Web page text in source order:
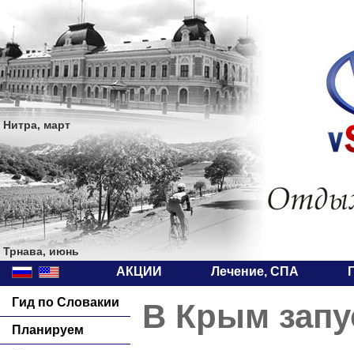
Нитра, март
Трнава, июнь
АКЦИИ Лечение, СПА
Гид по Словакии
Планируем В Крым